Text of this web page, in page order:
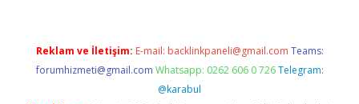
Reklam ve İletişim: E-mail: backlinkpaneli@gmail.com Teams:
forumhizmeti@gmail.com Whatsapp: 0262 606 0 726 Telegram:
@karabul